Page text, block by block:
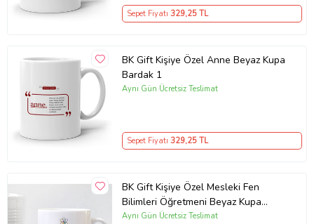
Sepet Fiyatı 329,25 TL
BK Gift Kişiye Özel Anne Beyaz Kupa
Bardak 1
Aynı Gün Ücretsiz Teslimat
Sepet Fiyatı 329,25 TL
BK Gift Kişiye Özel Mesleki Fen
Bilimleri Öğretmeni Beyaz Kupa
Bardak - 1
Aynı Gün Ücretsiz Teslimat